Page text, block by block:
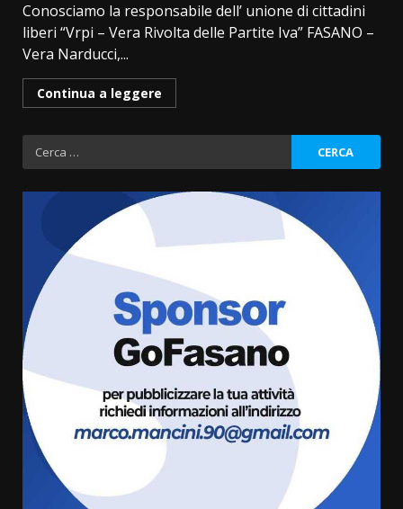
Conosciamo la responsabile dell’ unione di cittadini
liberi “Vrpi – Vera Rivolta delle Partite Iva” FASANO –
Vera Narducci,...
Continua a leggere
Ricerca
per:
La magia del Minareto e la prima
assoluta de “L’Albergo
Belvedere. Il rapimento”
6 Agosto 2026 06:15
Serie D, l’Us Fasano è escluso
dal campionato